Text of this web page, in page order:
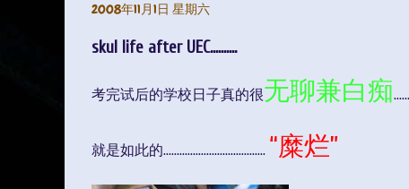
2008年11月1日 星期六
skul life after UEC..........
考完试后的学校日子真的很无聊兼白痴
就是如此的...................................... “糜烂”